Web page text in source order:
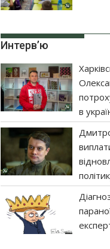
Интерв’ю
в